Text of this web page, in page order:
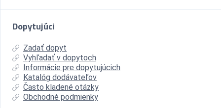
Dopytujúci
Zadať dopyt
Vyhľadať v dopytoch
Informácie pre dopytujúcich
Katalóg dodávateľov
Často kladené otázky
Obchodné podmienky